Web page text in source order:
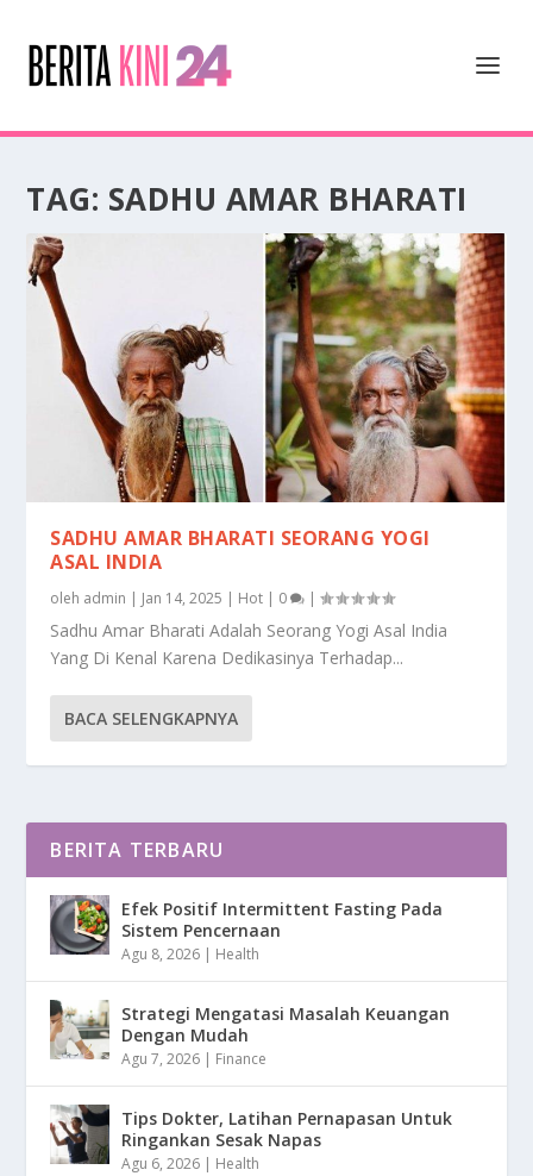
TAG: SADHU AMAR BHARATI
SADHU AMAR BHARATI SEORANG YOGI
ASAL INDIA
oleh admin | Jan 14, 2025 | Hot | 0 |
Sadhu Amar Bharati Adalah Seorang Yogi Asal India
Yang Di Kenal Karena Dedikasinya Terhadap...
BACA SELENGKAPNYA
BERITA TERBARU
Efek Positif Intermittent Fasting Pada
Sistem Pencernaan
Agu 8, 2026 | Health
Strategi Mengatasi Masalah Keuangan
Dengan Mudah
Agu 7, 2026 | Finance
Tips Dokter, Latihan Pernapasan Untuk
Ringankan Sesak Napas
Agu 6, 2026 | Health